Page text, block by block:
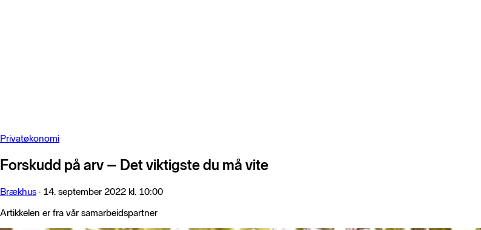
Privatøkonomi
Forskudd på arv – Det viktigste du må vite
Brækhus · 14. september 2022 kl. 10:00
Artikkelen er fra vår samarbeidspartner